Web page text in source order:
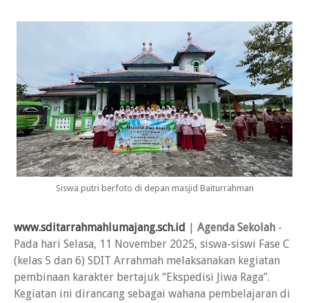
Siswa putri berfoto di depan masjid Baiturrahman
www.sditarrahmahlumajang.sch.id Agenda Sekolah -
Pada hari Selasa, 11 November 2025, siswa-siswi Fase C
(kelas 5 dan 6) SDIT Arrahmah melaksanakan kegiatan
pembinaan karakter bertajuk “Ekspedisi Jiwa Raga”.
Kegiatan ini dirancang sebagai wahana pembelajaran di